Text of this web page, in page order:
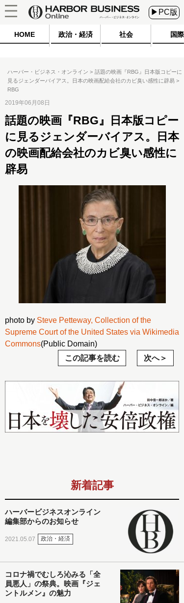
▶PC版
HOME 政治・経済 社会 国際
ハーバー・ビジネス・オンライン
話題の映画『RBG』日本版コピーに
見るジェンダーバイアス。日本の映画配給会社のカビ臭い感性に辟易
RBG
2019年06月08日
話題の映画『RBG』日本版コピー
に見るジェンダーバイアス。日本
の映画配給会社のカビ臭い感性に
辟易
photo by Steve Petteway, Collection of the
Supreme Court of the United States via Wikimedia
Commons(Public Domain)
この記事を読む
次へ
新着記事
ハーバービジネスオンライン
編集部からのお知らせ
2021.05.07 政治・経済
コロナ禍でむしろ沁みる「全
員悪人」の祭典。映画『ジェ
ントルメン』の魅力